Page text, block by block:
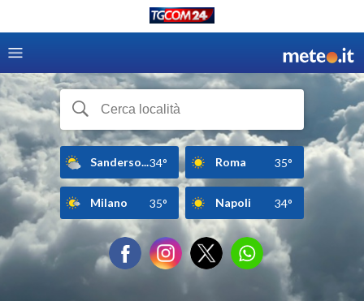
Sanderso...34° Roma 35°
Milano 35° Napoli 34°